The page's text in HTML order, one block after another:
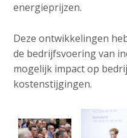
energieprijzen.
Deze ontwikkelingen
de bedrijfsvoering van
mogelijk impact op
kostenstijgingen.